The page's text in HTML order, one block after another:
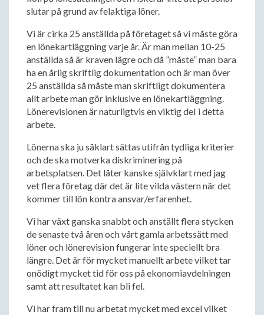
slutar på grund av felaktiga löner.
Vi är cirka 25 anställda på företaget så vi måste göra
en lönekartläggning varje år. Är man mellan 10-25
anställda så är kraven lägre och då ”måste” man bara
ha en årlig skriftlig dokumentation och är man över
25 anställda så måste man skriftligt dokumentera
allt arbete man gör inklusive en lönekartläggning.
Lönerevisionen är naturligtvis en viktig deI i detta
arbete.
Lönerna ska ju såklart sättas utifrån tydliga kriterier
och de ska motverka diskriminering på
arbetsplatsen. Det låter kanske självklart med jag
vet flera företag där det är lite vilda västern när det
kommer till lön kontra ansvar/erfarenhet.
Vi har växt ganska snabbt och anställt flera stycken
de senaste två åren och vårt gamla arbetssätt med
löner och lönerevision fungerar inte speciellt bra
längre. Det är för mycket manuellt arbete vilket tar
onödigt mycket tid för oss på ekonomiavdelningen
samt att resultatet kan bli fel.
Vi har fram till nu arbetat mycket med excel vilket